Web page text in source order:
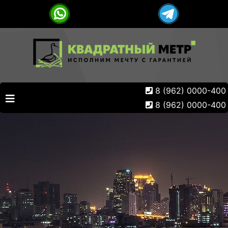
8 (962) 0000-400
8 (962) 0000-400